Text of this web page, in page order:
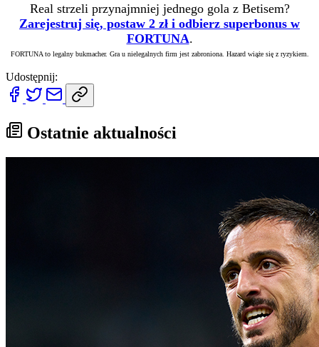
Real strzeli przynajmniej jednego gola z Betisem?
Zarejestruj się, postaw 2 zł i odbierz superbonus w
FORTUNA.
FORTUNA to legalny bukmacher. Gra u nielegalnych firm jest zabroniona. Hazard wiąże się z ryzykiem.
Udostępnij:
Ostatnie aktualności